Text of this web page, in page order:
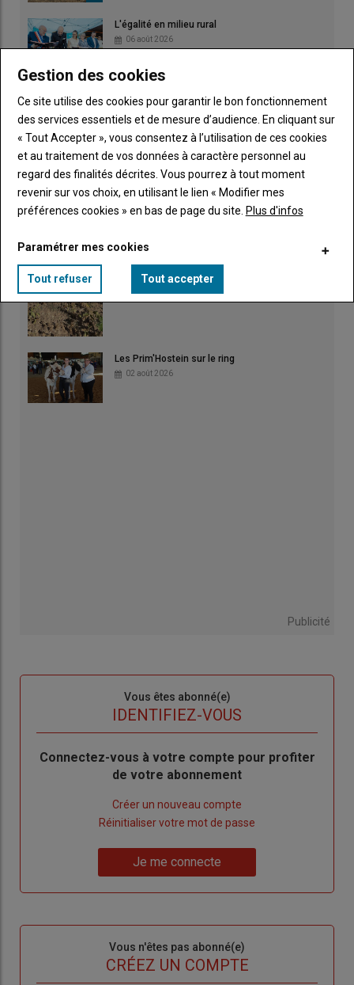
L'égalité en milieu rural
06 août 2026
La microbiologie au cœur d'un reportage primé
04 août 2026
Irrigation : fortes chaleurs et rendements
Les Prim'Hostein sur le ring
02 août 2026
Publicité
Vous êtes abonné(e)
IDENTIFIEZ-VOUS
Body
Connectez-vous à votre compte pour profiter
de votre abonnement
Créer un nouveau compte
de
Réinitialiser votre mot de passe
me
Je me connecte
Vous n'êtes pas abonné(e)
CRÉEZ UN COMPTE
Gestion des cookies
Ce site utilise des cookies pour garantir le bon fonctionnement
des services essentiels et de mesure d’audience. En cliquant sur
« Tout Accepter », vous consentez à l’utilisation de ces cookies
et au traitement de vos données à caractère personnel au
regard des finalités décrites. Vous pourrez à tout moment
revenir sur vos choix, en utilisant le lien « Modifier mes
préférences cookies » en bas de page du site. Plus d'infos
Paramétrer mes cookies
Tout refuser Tout accepter